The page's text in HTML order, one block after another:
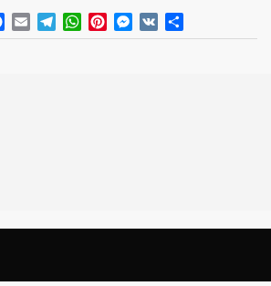
FACEBOOK
EMAILTELEGRAM
WHATSAPP
PINTEREST
MESSENGER
VK ОТПРАВИТЬ